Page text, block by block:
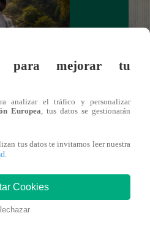
y amor que
te puede
para mejorar tu
analizar el tráfico y personalizar
Europea , tus datos se gestionarán
tus datos te invitamos leer nuestra
Cookies